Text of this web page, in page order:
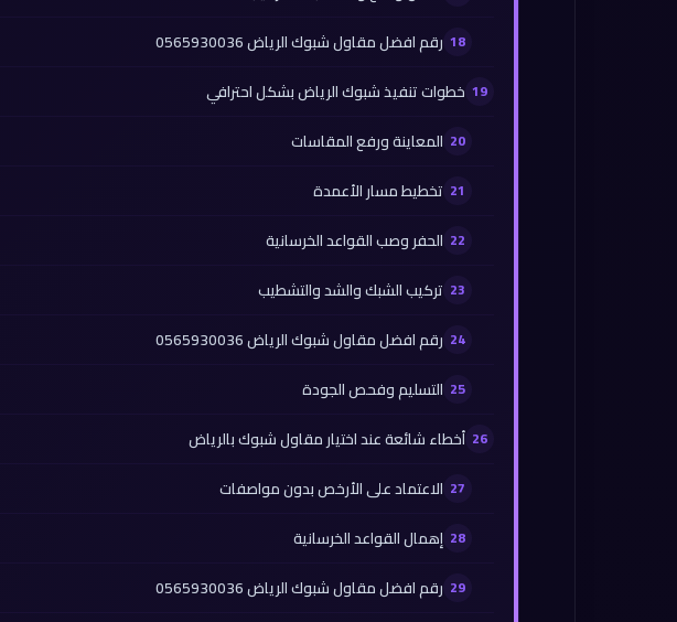
رقم افضل مقاول شبوك الرياض 0565930036
خطوات تنفيذ شبوك الرياض بشكل احترافي
المعاينة ورفع المقاسات
تخطيط مسار الأعمدة
الحفر وصب القواعد الخرسانية
تركيب الشبك والشد والتشطيب
رقم افضل مقاول شبوك الرياض 0565930036
التسليم وفحص الجودة
أخطاء شائعة عند اختيار مقاول شبوك بالرياض
الاعتماد على الأرخص بدون مواصفات
إهمال القواعد الخرسانية
رقم افضل مقاول شبوك الرياض 0565930036